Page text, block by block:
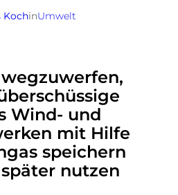
KochinUmwelt
Wind- und
mit Hilfe
speichern
nutzen